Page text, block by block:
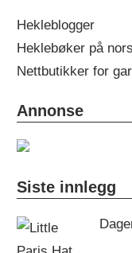
Hekleblogger
Heklebøker på
Nettbutikker for
Annonse
Siste innlegg